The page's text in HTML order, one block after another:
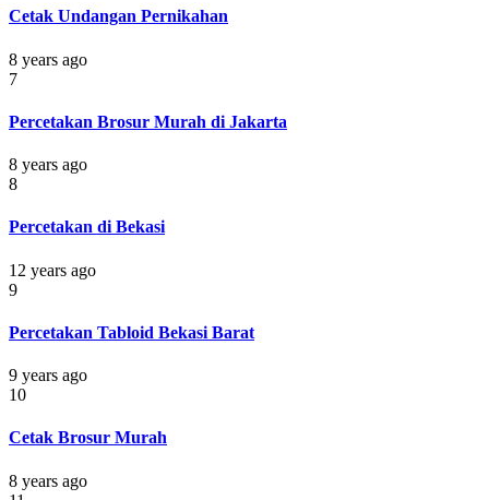
Cetak Undangan Pernikahan
8 years ago
7
Percetakan Brosur Murah di Jakarta
8 years ago
8
Percetakan di Bekasi
12 years ago
9
Percetakan Tabloid Bekasi Barat
9 years ago
10
Cetak Brosur Murah
8 years ago